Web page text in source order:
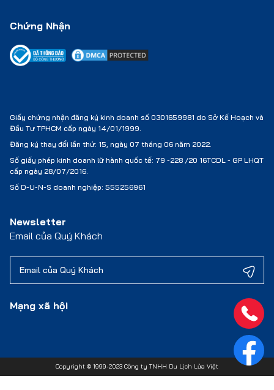
Chứng Nhận
Giấy chứng nhận đăng ký kinh doanh số 0301659981 do Sở Kế Hoạch và
Đầu Tư TPHCM cấp ngày 14/01/1999.
Đăng ký thay đổi lần thứ: 15, ngày 07 tháng 06 năm 2022.
Số giấy phép kinh doanh lữ hành quốc tế: 79 -228 /20 16TCDL - GP LHQT
cấp ngày 28/07/2016.
Số D-U-N-S doanh nghiệp: 555256961
Newsletter
Email của Quý Khách
Mạng xã hội
Copyright © 1999-2023 Công ty TNHH Du Lịch Lửa Việt